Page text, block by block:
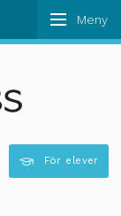
är
För elever